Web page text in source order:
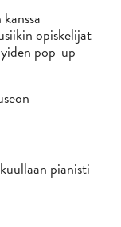
opiskelijat
pop-up-
pianisti